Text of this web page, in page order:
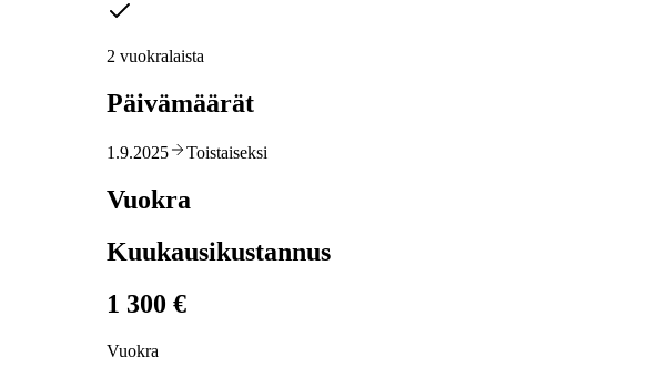
2 vuokralaista
Päivämäärät
1.9.2025 Toistaiseksi
Vuokra
Kuukausikustannus
1 300 €
Vuokra